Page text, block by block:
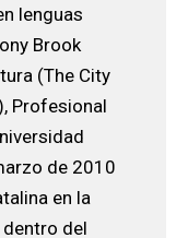
lenguas
Brook
(The City
Profesional
de 2010
en la
del